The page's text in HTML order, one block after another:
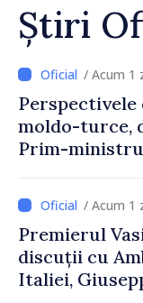
Știri
/ Acum 1
moldo-turce,
Prim-
Uygar
/ Acum 1
Premierul
discuții cu
Italiei,